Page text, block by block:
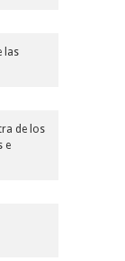
las
de los
e